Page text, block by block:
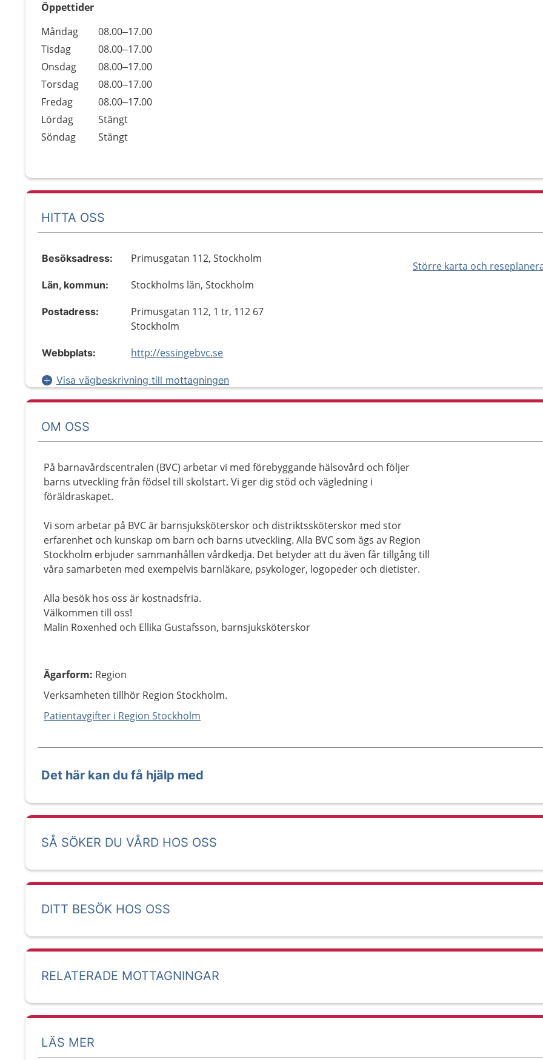
Öppettider
Dag
Öppettider
Kommentarer
Måndag
08.00–17.00
Tisdag
08.00–17.00
Onsdag
08.00–17.00
Torsdag
08.00–17.00
Fredag
08.00–17.00
Lördag
Stängt
Söndag
Stängt
HITTA OSS
Större karta och
Besöksadress: Primusgatan 112, Stockholm
Län, kommun: Stockholms län, Stockholm
Postadress:
Primusgatan 112, 1 tr, 112 67
Stockholm
Webbplats: http://essingebvc.se
Visa vägbeskrivning till mottagningen
OM OSS
På barnavårdscentralen (BVC) arbetar vi med förebyggande hälsovård och följer
barns utveckling från födsel till skolstart. Vi ger dig stöd och vägledning i
föräldraskapet.
Vi som arbetar på BVC är barnsjuksköterskor och distriktssköterskor med stor
erfarenhet och kunskap om barn och barns utveckling. Alla BVC som ägs av Region
Stockholm erbjuder sammanhållen vårdkedja. Det betyder att du även får tillgång till
våra samarbeten med exempelvis barnläkare, psykologer, logopeder och dietister.
Alla besök hos oss är kostnadsfria.
Välkommen till oss!
Malin Roxenhed och Ellika Gustafsson, barnsjuksköterskor
Ägarform: Region
Verksamheten tillhör Region Stockholm.
Patientavgifter i Region Stockholm
Det här kan du få hjälp med
SÅ SÖKER DU VÅRD HOS OSS
DITT BESÖK HOS OSS
RELATERADE MOTTAGNINGAR
LÄS MER